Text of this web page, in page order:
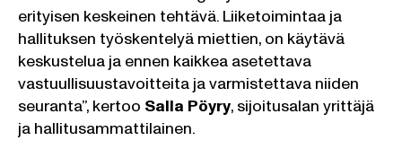
erityisen keskeinen tehtävä. Liiketoimintaa ja
hallituksen työskentelyä miettien, on käytävä
keskustelua ja ennen kaikkea asetettava
vastuullisuustavoitteita ja varmistettava niiden
seuranta”, kertoo Salla Pöyry, sijoitusalan yrittäjä
ja hallitusammattilainen.